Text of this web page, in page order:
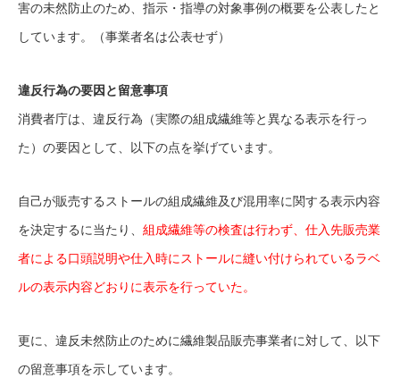
害の未然防止のため、指示・指導の対象事例の概要を公表したと
しています。（事業者名は公表せず）
違反行為の要因と留意事項
消費者庁は、違反行為（実際の組成繊維等と異なる表示を行っ
た）の要因として、以下の点を挙げています。
自己が販売するストールの組成繊維及び混用率に関する表示内容
を決定するに当たり、 組成繊維等の検査は行わず、仕入先販売業
者による口頭説明や仕入時にストールに縫い付けられているラベ
ルの表示内容どおりに表示を行っていた。
更に、違反未然防止のために繊維製品販売事業者に対して、以下
の留意事項を示しています。